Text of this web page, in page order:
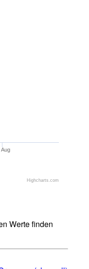
Aug
Highcharts.com
Werte finden